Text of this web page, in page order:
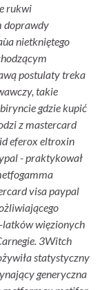
rukwi
doprawdy
nietkniętego
postulaty treka
takie
gdzie kupić
z mastercard
eferox eltroxin
- praktykował
visa paypal
latków więzionych
3Witch
statystyczny
generyczna